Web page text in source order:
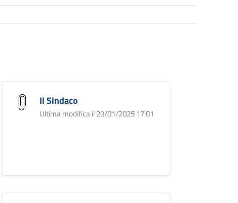
Il Sindaco
Ultima modifica il 29/01/2025 17:01